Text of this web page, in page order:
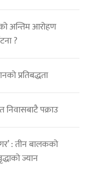
अन्तिम आरोहण
?
प्रतिबद्धता
निवासबाटै पक्राउ
: तीन बालकको
ज्यान